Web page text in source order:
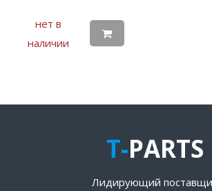
нет в
наличии
T-PARTS
Лидирующий